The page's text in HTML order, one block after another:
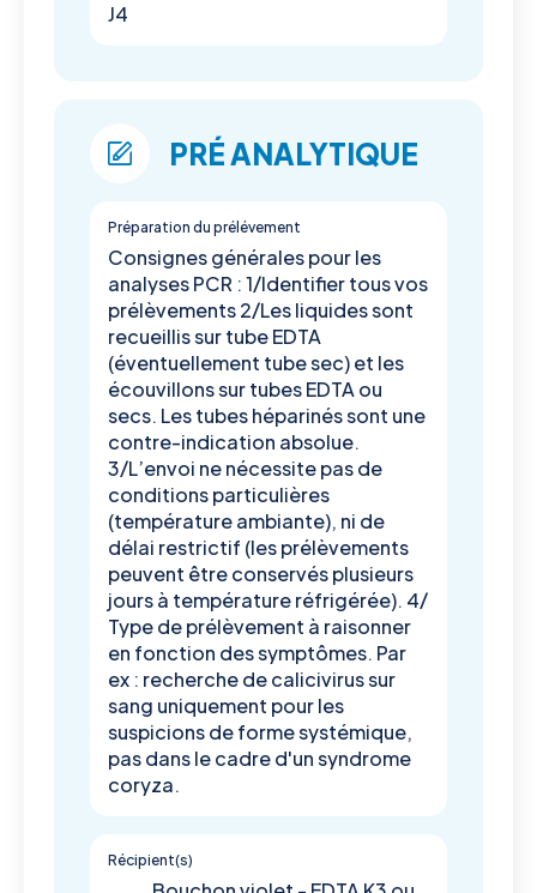
J4
PRÉ ANALYTIQUE
Préparation du prélévement
Consignes générales pour les
analyses PCR : 1/Identifier tous vos
prélèvements 2/Les liquides sont
recueillis sur tube EDTA
(éventuellement tube sec) et les
écouvillons sur tubes EDTA ou
secs. Les tubes héparinés sont une
contre-indication absolue.
3/L’envoi ne nécessite pas de
conditions particulières
(température ambiante), ni de
délai restrictif (les prélèvements
peuvent être conservés plusieurs
jours à température réfrigérée). 4/
Type de prélèvement à raisonner
en fonction des symptômes. Par
ex : recherche de calicivirus sur
sang uniquement pour les
suspicions de forme systémique,
pas dans le cadre d'un syndrome
coryza.
Récipient(s)